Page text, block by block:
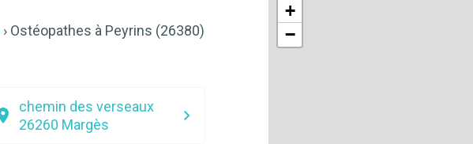
Ostéopathes à Peyrins (26380)
chemin des verseaux
26260 Margès
+
−